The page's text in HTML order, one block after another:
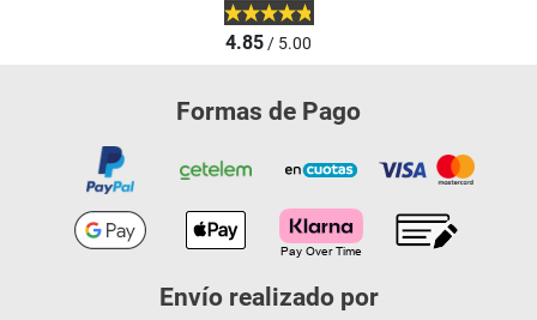
4.85/ 5.00
Formas de Pago
Envío realizado por